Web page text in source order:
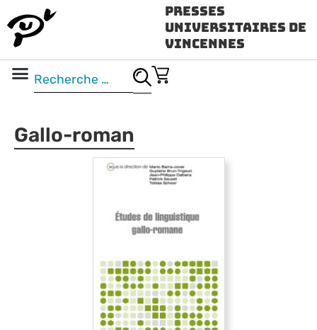
Presses
Universitaires de
Vincennes
Gallo-roman